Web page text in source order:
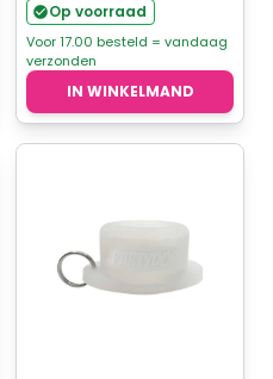
Op voorraad
Voor 17.00 besteld = vandaag
verzonden
IN WINKELMAND